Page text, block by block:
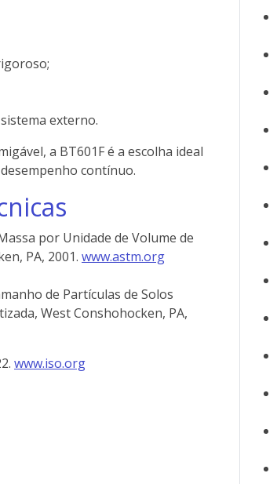
externo.
a BT601F é a escolha ideal
contínuo.
por Unidade de Volume de
PA, 2001. www.astm.org
de Partículas de Solos
West Conshohocken, PA,
www.iso.org